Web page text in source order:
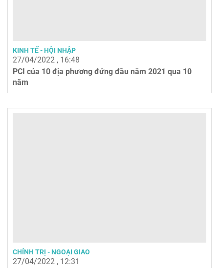
KINH TẾ - HỘI NHẬP
27/04/2022 , 16:48
PCI của 10 địa phương đứng đầu năm 2021 qua 10
năm
CHÍNH TRỊ - NGOẠI GIAO
27/04/2022 , 12:31